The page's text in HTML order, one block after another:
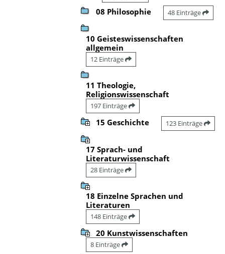
08 Philosophie 48 Einträge
10 Geisteswissenschaften
allgemein
12 Einträge
11 Theologie,
Religionswissenschaft
197 Einträge
15 Geschichte 123 Einträge
17 Sprach- und
Literaturwissenschaft
28 Einträge
18 Einzelne Sprachen und
Literaturen
148 Einträge
20 Kunstwissenschaften
8 Einträge